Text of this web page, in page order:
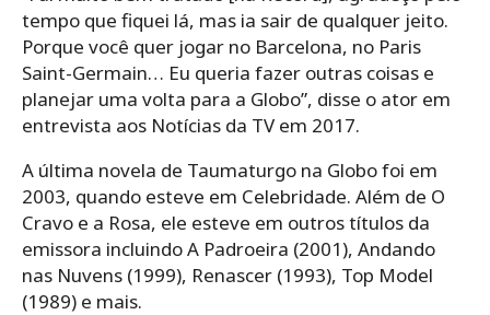
tempo que fiquei lá, mas ia sair de qualquer jeito.
Porque você quer jogar no Barcelona, no Paris
Saint-Germain… Eu queria fazer outras coisas e
planejar uma volta para a Globo”, disse o ator em
entrevista aos Notícias da TV em 2017.
A última novela de Taumaturgo na Globo foi em
2003, quando esteve em Celebridade. Além de O
Cravo e a Rosa, ele esteve em outros títulos da
emissora incluindo A Padroeira (2001), Andando
nas Nuvens (1999), Renascer (1993), Top Model
(1989) e mais.